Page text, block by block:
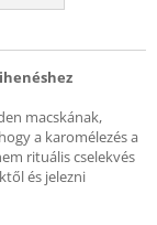
macskának,
a karomélezés a
rituális cselekvés
és jelezni